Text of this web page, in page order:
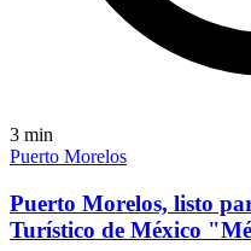
3 min
Puerto Morelos
Puerto Morelos, listo
Turístico de México